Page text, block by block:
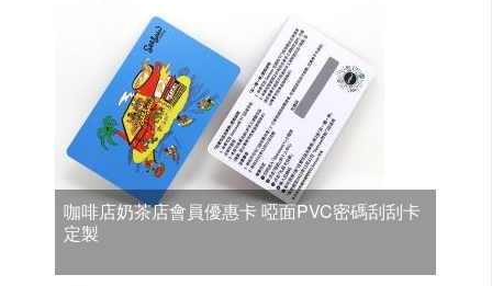
咖啡店奶茶店會員優惠卡 啞面PVC密碼刮刮卡
定製